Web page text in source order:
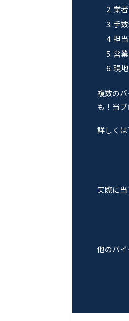
業
手
担
営
現
複数の
も！当
詳しく
実際に
他のバ